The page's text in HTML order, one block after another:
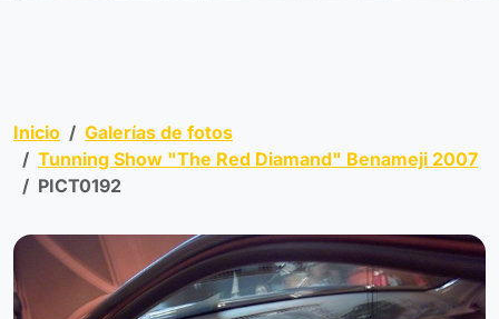
Inicio
Galerías de fotos
Tunning Show "The Red Diamand" Benameji 2007
PICT0192